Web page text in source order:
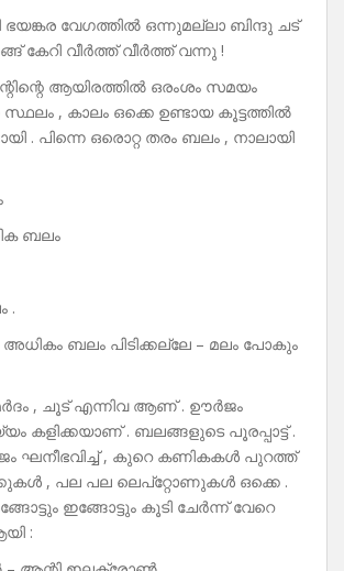
ഭയങ്കര വേഗത്തിൽ ഒന്നുമല്ലാ ബിന്ദു ചട്‌
കേറി വീർത്ത് വീർത്ത് വന്നു !
ആയിരത്തിൽ ഒരംശം സമയം
, കാലം ഒക്കെ ഉണ്ടായ കൂട്ടത്തിൽ
. പിന്നെ ഒരൊറ്റ തരം ബലം , നാലായി
ബലം
.
അധികം ബലം പിടിക്കല്ലേ – മലം പോകും
മർദം , ചൂട് എന്നിവ ആണ് . ഊർജം
കളിക്കയാണ് . ബലങ്ങളുടെ പൂരപ്പാട്ട് .
ഘനീഭവിച്ച് , കുറെ കണികകൾ പുറത്ത്
, പല പല ലെപ്റ്റോണുകൾ ഒക്കെ .
ഇങ്ങോട്ടും കൂടി ചേർന്ന് വേറെ
: